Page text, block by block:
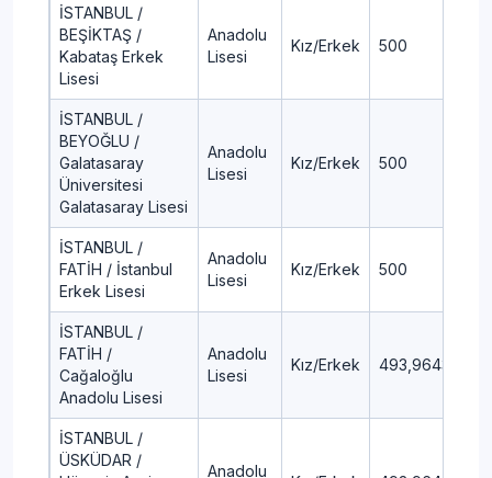
İSTANBUL /
BEŞİKTAŞ /
Kabataş Erkek
Lisesi
Anadolu
Lisesi
Kız/Erkek 500
İSTANBUL /
BEYOĞLU /
Galatasaray
Üniversitesi
Galatasaray Lisesi
Anadolu
Lisesi
Kız/Erkek 500
İSTANBUL /
FATİH / İstanbul
Erkek Lisesi
Anadolu
Lisesi
Kız/Erkek 500
İSTANBUL /
FATİH /
Cağaloğlu
Anadolu Lisesi
Anadolu
Lisesi
Kız/Erkek 493,9643
İSTANBUL /
ÜSKÜDAR /
Anadolu